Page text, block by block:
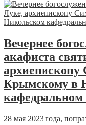
Вечернее
акафиста
Крымскому в
кафедральном
28 мая 2023 года,